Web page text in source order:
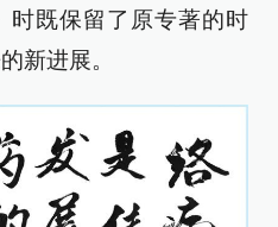
时既保留了原专著的时
新进展。